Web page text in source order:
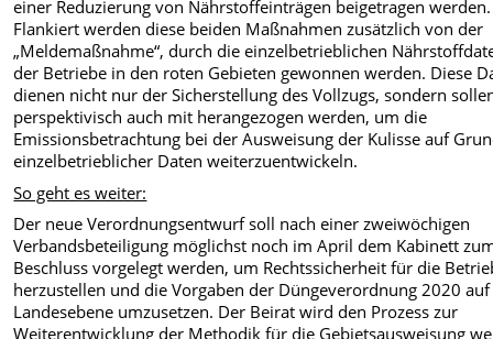
einer Reduzierung von Nährstoffeinträgen beigetragen werden.
Flankiert werden diese beiden Maßnahmen zusätzlich von der
„Meldemaßnahme“, durch die einzelbetrieblichen
der Betriebe in den roten Gebieten gewonnen werden. Diese
dienen nicht nur der Sicherstellung des Vollzugs, sondern
perspektivisch auch mit herangezogen werden, um die
Emissionsbetrachtung bei der Ausweisung der Kulisse auf
einzelbetrieblicher Daten weiterzuentwickeln.
So geht es weiter:
Der neue Verordnungsentwurf soll nach einer zweiwöchigen
Verbandsbeteiligung möglichst noch im April dem Kabinett
Beschluss vorgelegt werden, um Rechtssicherheit für die
herzustellen und die Vorgaben der Düngeverordnung 2020 auf
Landesebene umzusetzen. Der Beirat wird den Prozess zur
Weiterentwicklung der Methodik für die Gebietsausweisung